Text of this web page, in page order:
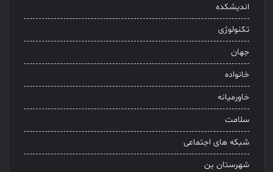
اندیشکده
تکنولوژی
جهان
خانواده
خاورمیانه
سلامت
شبکه های اجتماعی
شهرستان بن